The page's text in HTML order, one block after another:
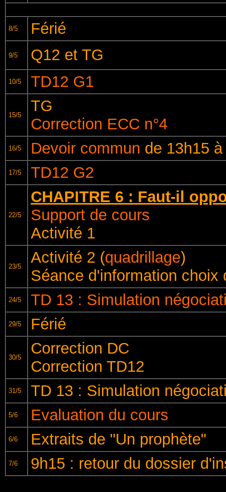
8/5 Férié
9/5 Q12 et TG
10/5 TD12 G1
15/5
TG
Correction ECC n°4
16/5 Devoir commun de 13h15
17/5 TD12 G2
22/5
CHAPITRE 6 : Faut-il
Support de cours
Activité 1
23/5
Activité 2 (quadrillage)
Séance d'information choix
24/5 TD 13 : Simulation
29/5 Férié
30/5
Correction DC
Correction TD12
31/5 TD 13 : Simulation
5/6 Evaluation du cours
6/6 Extraits de "Un prophète"
7/6 9h15 : retour du dossier